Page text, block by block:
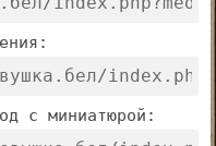
с миниатюрой